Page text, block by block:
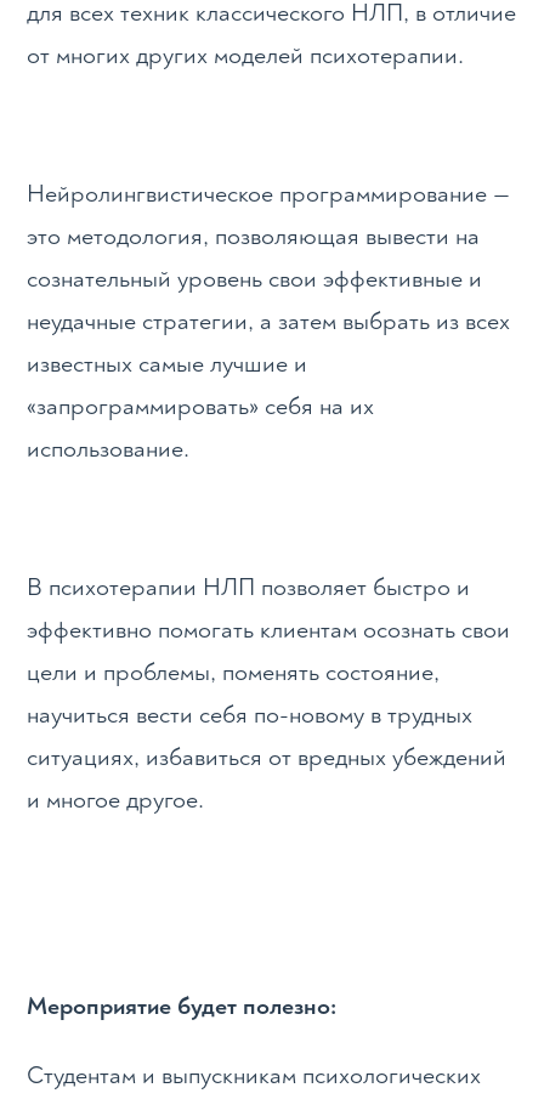
для всех техник классического НЛП, в отличие
от многих других моделей психотерапии.
Нейролингвистическое программирование —
это методология, позволяющая вывести на
сознательный уровень свои эффективные и
неудачные стратегии, а затем выбрать из всех
известных самые лучшие и
«запрограммировать» себя на их
использование.
В психотерапии НЛП позволяет быстро и
эффективно помогать клиентам осознать свои
цели и проблемы, поменять состояние,
научиться вести себя по-новому в трудных
ситуациях, избавиться от вредных убеждений
и многое другое.
Мероприятие будет полезно:
Студентам и выпускникам психологических